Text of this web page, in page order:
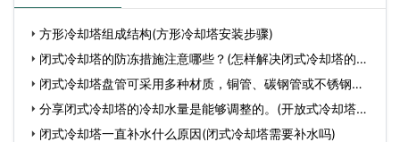
是为什么？(闭式冷却塔降
方形冷却塔组成结构(方形冷却塔安装步骤)
闭式冷却塔的防冻措施注意哪些？(怎样解决闭式冷却塔的防
冻问闭式冷却塔盘管可采用多种材质，铜管、碳钢管或不锈钢管
等。(
分享闭式冷却塔的冷却水量是能够调整的。(开放式冷却塔节
能 闭式冷却塔一直补水什么原因(闭式冷却塔需要补水吗)